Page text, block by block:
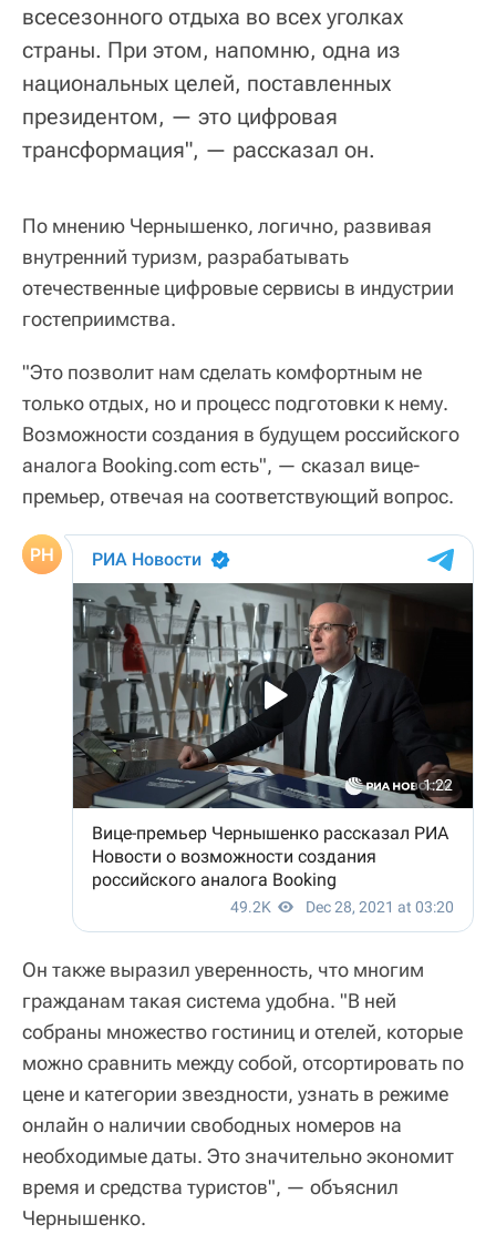
всесезонного отдыха во всех уголках
страны. При этом, напомню, одна из
национальных целей, поставленных
президентом, — это цифровая
трансформация", — рассказал он.
По мнению Чернышенко, логично, развивая
внутренний туризм, разрабатывать
отечественные цифровые сервисы в индустрии
гостеприимства.
"Это позволит нам сделать комфортным не
только отдых, но и процесс подготовки к нему.
Возможности создания в будущем российского
аналога Booking.com есть", — сказал вице-
премьер, отвечая на соответствующий вопрос.
Он также выразил уверенность, что многим
гражданам такая система удобна. "В ней
собраны множество гостиниц и отелей, которые
можно сравнить между собой, отсортировать по
цене и категории звездности, узнать в режиме
онлайн о наличии свободных номеров на
необходимые даты. Это значительно экономит
время и средства туристов", — объяснил
Чернышенко.